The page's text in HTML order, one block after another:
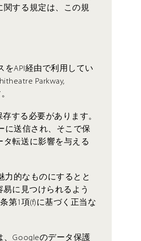
関する規定は、この規
をAPI経由で利用してい
Parkway,
する必要があります。
に送信され、そこで保
転送に影響を与える
力的なものにするとと
に見つけられるよう
第1項(f)に基づく正当な
Googleのデータ保護